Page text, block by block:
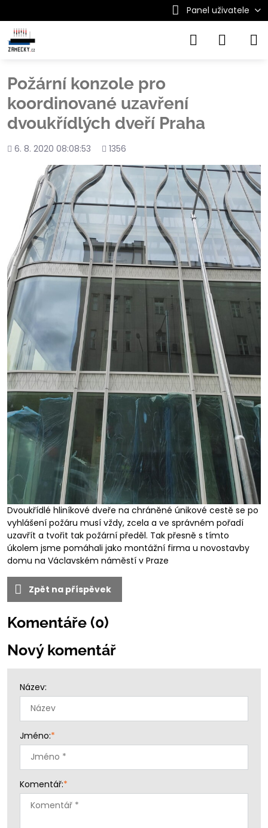
Panel uživatele
Požární konzole pro
koordinované uzavření
dvoukřídlých dveří Praha
Přidáno
6. 8. 2020 08:08:53
Počet
1356
Dvoukřídlé hliníkové dveře na chráněné únikové cestě se po
vyhlášení požáru musí vždy, zcela a ve správném pořadí
uzavřít a tvořit tak požární předěl. Tak přesně s tímto
úkolem jsme pomáhali jako montážní firma u novostavby
domu na Václavském náměstí v Praze
Zpět na příspěvek
Komentáře (0)
Nový komentář
Název:
Jméno:*
Komentář:*